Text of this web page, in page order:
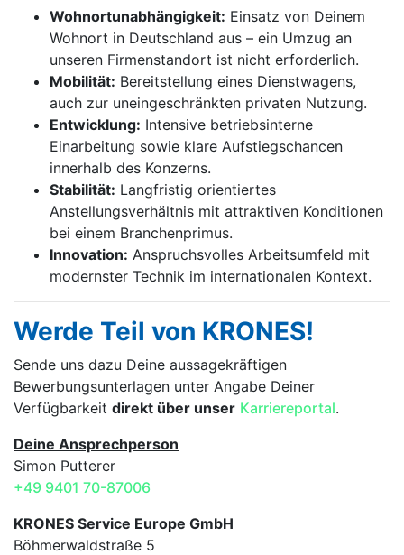
Wohnortunabhängigkeit: Einsatz von Deinem
Wohnort in Deutschland aus – ein Umzug an
unseren Firmenstandort ist nicht erforderlich.
Mobilität: Bereitstellung eines Dienstwagens,
auch zur uneingeschränkten privaten Nutzung.
Entwicklung: Intensive betriebsinterne
Einarbeitung sowie klare Aufstiegschancen
innerhalb des Konzerns.
Stabilität: Langfristig orientiertes
Anstellungsverhältnis mit attraktiven Konditionen
bei einem Branchenprimus.
Innovation: Anspruchsvolles Arbeitsumfeld mit
modernster Technik im internationalen Kontext.
Werde Teil von KRONES!
Sende uns dazu Deine aussage­kräftigen
Bewerbungsunterlagen unter Angabe Deiner
Verfügbarkeit direkt über unser Karriereportal.
Deine Ansprechperson
Simon Putterer
+49 9401 70-87006
KRONES Service Europe GmbH
Böhmerwaldstraße 5